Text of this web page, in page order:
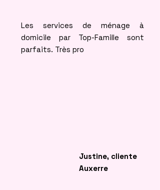
Les services de ménage à
domicile par Top-Famille sont
parfaits. Très pro
Justine, cliente
Auxerre